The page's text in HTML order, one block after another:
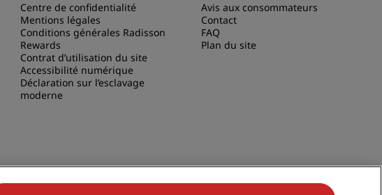
Centre de confidentialité
Mentions légales
Conditions générales Radisson
Rewards
Contrat d’utilisation du site
Accessibilité numérique
Déclaration sur l’esclavage
moderne
Avis aux consommateurs
Contact
FAQ
Plan du site